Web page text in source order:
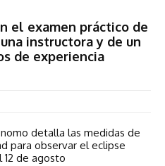
el examen práctico de
instructora y de un
de experiencia
detalla las medidas de
para observar el eclipse
12 de agosto